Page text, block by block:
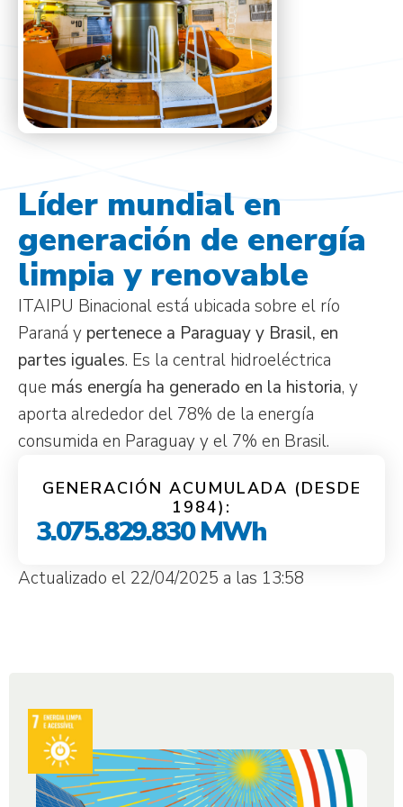
Líder mundial en
generación de energía
limpia y renovable
ITAIPU Binacional está ubicada sobre el río
Paraná y pertenece a Paraguay y Brasil, en
partes iguales. Es la central hidroeléctrica
que más energía ha generado en la historia, y
aporta alrededor del 78% de la energía
consumida en Paraguay y el 7% en Brasil.
GENERACIÓN ACUMULADA (DESDE
1984):
3.075.829.830 MWh
Actualizado el 22/04/2025 a las 13:58